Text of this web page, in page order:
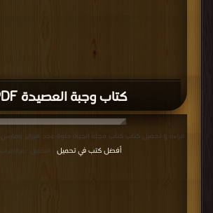
كتاب وجبة العصيدة PDF
قراءة و تحميل كتاب كتاب مجلة الحياة حلوة عدد فبراير ومارس PDF مجانا | مكتبة >
أفضل كتب في تحميل
| التحميل : مرة/مرات